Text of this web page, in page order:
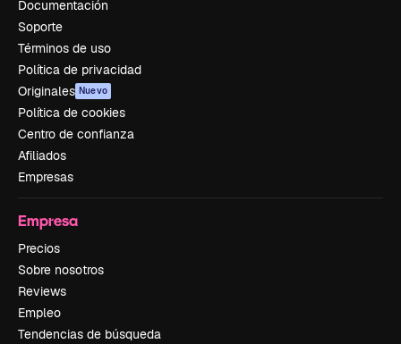
Documentación
Soporte
Términos de uso
Política de privacidad
Originales Nuevo
Política de cookies
Centro de confianza
Afiliados
Empresas
Empresa
Precios
Sobre nosotros
Reviews
Empleo
Tendencias de búsqueda